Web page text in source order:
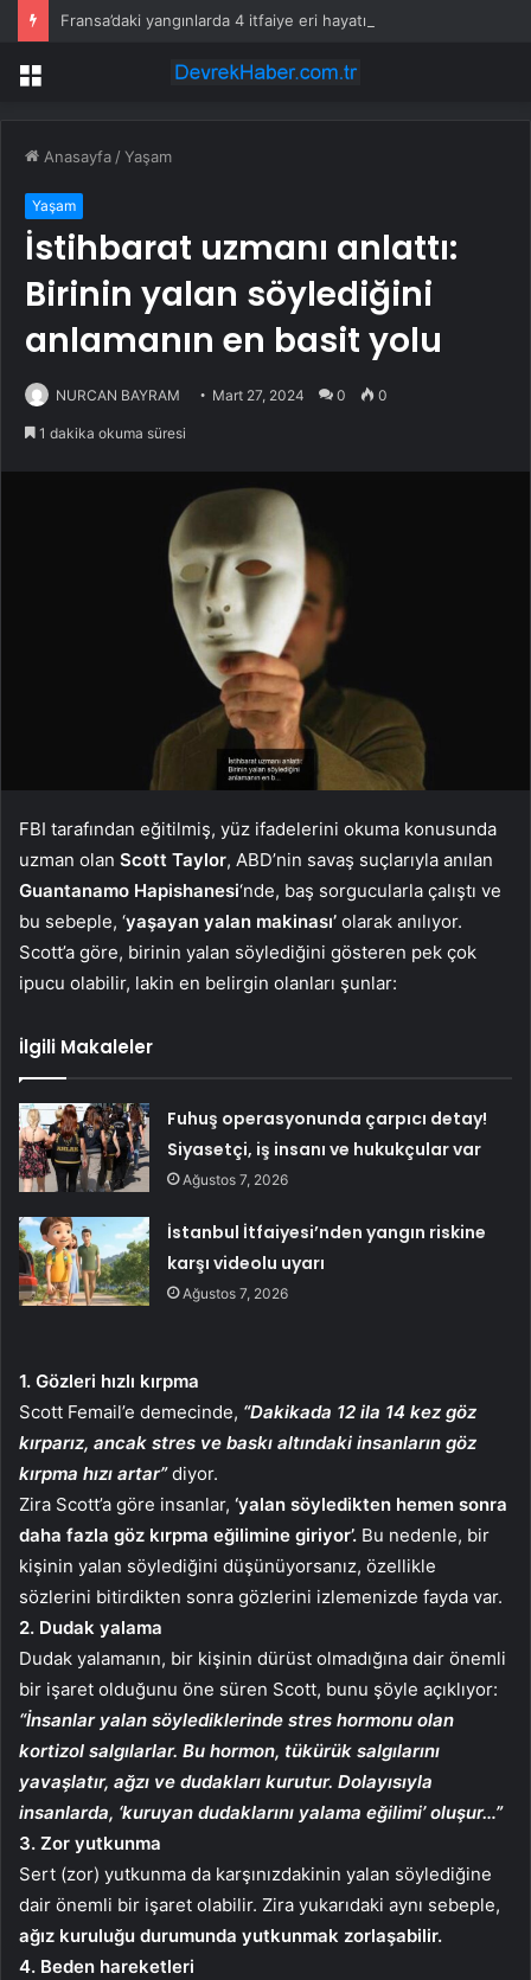
Fransa’daki yangınlarda 4 itfaiye eri hayatını kaybetti
Menü
Anasayfa /Yaşam
Yaşam
İstihbarat uzmanı anlattı:
Birinin yalan söylediğini
anlamanın en basit yolu
NURCAN BAYRAM Mart 27, 2024 0 0
1 dakika okuma süresi
FBI tarafından eğitilmiş, yüz ifadelerini okuma konusunda
uzman olan Scott Taylor, ABD’nin savaş suçlarıyla anılan
Guantanamo Hapishanesi‘nde, baş sorgucularla çalıştı ve
bu sebeple, ‘yaşayan yalan makinası’ olarak anılıyor.
Scott’a göre, birinin yalan söylediğini gösteren pek çok
ipucu olabilir, lakin en belirgin olanları şunlar:
İlgili Makaleler
Fuhuş operasyonunda çarpıcı detay!
Siyasetçi, iş insanı ve hukukçular var
Ağustos 7, 2026
İstanbul İtfaiyesi’nden yangın riskine
karşı videolu uyarı
Ağustos 7, 2026
1. Gözleri hızlı kırpma
Scott Femail’e demecinde, “Dakikada 12 ila 14 kez göz
kırparız, ancak stres ve baskı altındaki insanların göz
kırpma hızı artar”diyor.
Zira Scott’a göre insanlar, ‘yalan söyledikten hemen sonra
daha fazla göz kırpma eğilimine giriyor’. Bu nedenle, bir
kişinin yalan söylediğini düşünüyorsanız, özellikle
sözlerini bitirdikten sonra gözlerini izlemenizde fayda var.
2. Dudak yalama
Dudak yalamanın, bir kişinin dürüst olmadığına dair önemli
bir işaret olduğunu öne süren Scott, bunu şöyle açıklıyor:
“İnsanlar yalan söylediklerinde stres hormonu olan
kortizol salgılarlar. Bu hormon, tükürük salgılarını
yavaşlatır, ağzı ve dudakları kurutur. Dolayısıyla
insanlarda, ‘kuruyan dudaklarını yalama eğilimi’ oluşur…”
3. Zor yutkunma
Sert (zor) yutkunma da karşınızdakinin yalan söylediğine
dair önemli bir işaret olabilir. Zira yukarıdaki aynı sebeple,
ağız kuruluğu durumunda yutkunmak zorlaşabilir.
4. Beden hareketleri